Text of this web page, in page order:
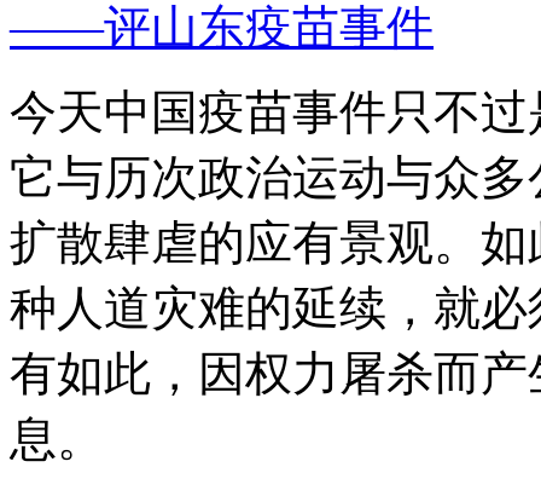
——评山东疫苗事件
今天中国疫苗事件只不
它与历次政治运动与众
扩散肆虐的应有景观。
种人道灾难的延续，就
有如此，因权力屠杀而
息。